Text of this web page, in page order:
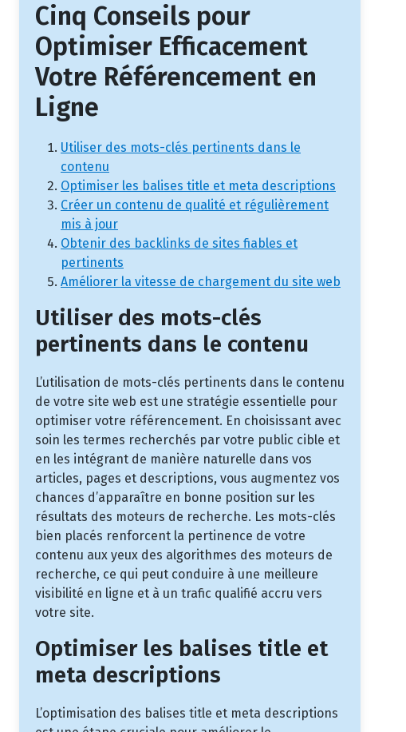
Cinq Conseils pour
Optimiser Efficacement
Votre Référencement en
Ligne
Utiliser des mots-clés pertinents dans le
contenu
Optimiser les balises title et meta descriptions
Créer un contenu de qualité et régulièrement
mis à jour
Obtenir des backlinks de sites fiables et
pertinents
Améliorer la vitesse de chargement du site web
Utiliser des mots-clés
pertinents dans le contenu
L’utilisation de mots-clés pertinents dans le contenu
de votre site web est une stratégie essentielle pour
optimiser votre référencement. En choisissant avec
soin les termes recherchés par votre public cible et
en les intégrant de manière naturelle dans vos
articles, pages et descriptions, vous augmentez vos
chances d’apparaître en bonne position sur les
résultats des moteurs de recherche. Les mots-clés
bien placés renforcent la pertinence de votre
contenu aux yeux des algorithmes des moteurs de
recherche, ce qui peut conduire à une meilleure
visibilité en ligne et à un trafic qualifié accru vers
votre site.
Optimiser les balises title et
meta descriptions
L’optimisation des balises title et meta descriptions